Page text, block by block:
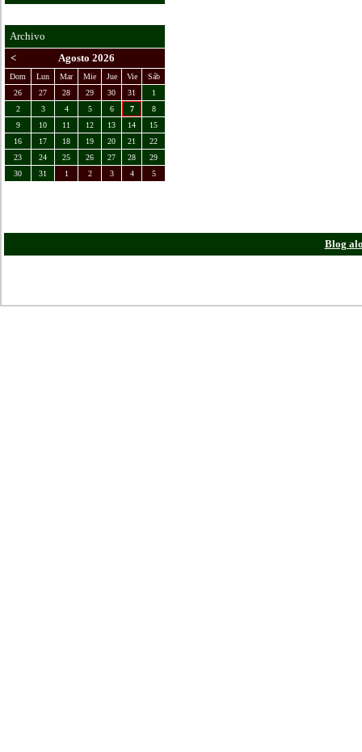
Archivo
<
Agosto 2026
Dom Lun Mar Mie Jue Vie
Sáb
26
27 28 29 30 31
1
2
3 4 5 6 7
8
9
10 11 12 13 14
15
16
17 18 19 20 21
22
23
24 25 26 27 28
29
30
31 1 2 3 4 5
Blog